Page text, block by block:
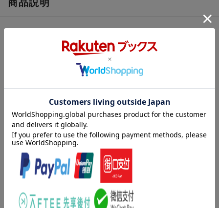
商品説明
1:■第1章： 歴史的背景 ヒュー・マクドナルド
2:■第2章： 記譜法と解釈 クライヴ・ブラウン
3:■第3章： 鍵盤楽器 ロイ・ホワット
6:■第6章： 歌唱 デイヴィッド・メイソン
7:■第7章： 原典資料とエディション ロバート・パスカル
8:・・・・・・・・・・・・・・・・・・・・・・・・・・・・
9:〜『バロック音楽』、『古典派の音楽』に続く、3巻シリーズの
10:1828年（ベルリオーズの作品1）から1914年頃までのロマン派
11:時代を対象とした演奏の手引き。鍵盤、弦、管、声楽の各分野
の章、
12:そしてその前後に、全ての分野に共通する章（「歴史的背
景」、
内容紹介（JPROより）